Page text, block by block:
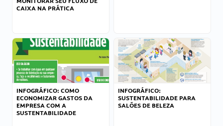
CAIXA NA PRÁTICA
INFOGRÁFICO: COMO
ECONOMIZAR GASTOS DA
EMPRESA COM A
SUSTENTABILIDADE
INFOGRÁFICO:
SUSTENTABILIDADE PARA
SALÕES DE BELEZA